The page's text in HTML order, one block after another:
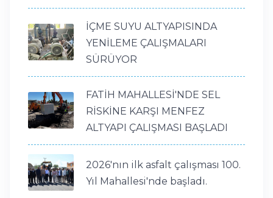
İÇME SUYU ALTYAPISINDA
YENİLEME ÇALIŞMALARI
SÜRÜYOR
FATİH MAHALLESİ'NDE SEL
RİSKİNE KARŞI MENFEZ
ALTYAPI ÇALIŞMASI BAŞLADI
2026'nın ilk asfalt çalışması 100.
Yıl Mahallesi'nde başladı.